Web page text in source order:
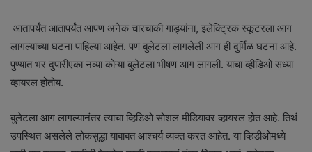
आतापर्यंत आतापर्यंत आपण अनेक चारचाकी गाड्यांना, इलेक्ट्रिक स्कूटरला आग
लागल्याच्या घटना पाहिल्या आहेत. पण बुलेटला लागलेली आग ही दुर्मिळ घटना आहे.
पुण्यात भर दुपारीएका नव्या कोऱ्या बुलेटला भीषण आग लागली. याचा व्हीडिओ सध्या
व्हायरल होतोय.
बुलेटला आग लागल्यानंतर त्याचा व्हिडिओ सोशल मीडियावर व्हायरल होत आहे. तिथं
उपस्थित असलेले लोकसुद्धा याबाबत आश्चर्य व्यक्त करत आहेत. या व्हिडीओमध्ये